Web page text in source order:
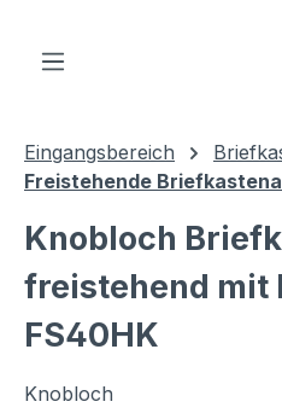
Eingangsbereich
Freistehende
Knobloch
freistehend mit
FS40HK
Knobloch